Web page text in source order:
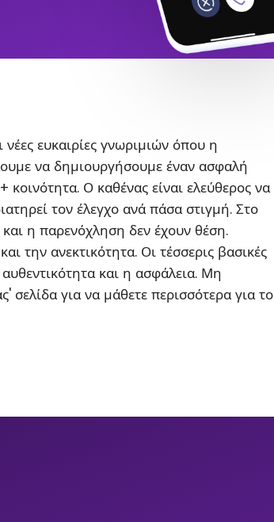
ευκαιρίες γνωριμιών όπου η
να δημιουργήσουμε έναν ασφαλή
Ο καθένας είναι ελεύθερος να
τον έλεγχο ανά πάσα στιγμή. Στο
η παρενόχληση δεν έχουν θέση.
την ανεκτικότητα. Οι τέσσερις βασικές
και η ασφάλεια. Μη
σελίδα για να μάθετε περισσότερα για το